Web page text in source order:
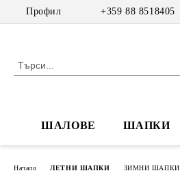
Профил +359 88 8518405
ШАЛОВЕ ШАПКИ
Начало ЛЕТНИ ШАПКИ ЗИМНИ ШАПКИ